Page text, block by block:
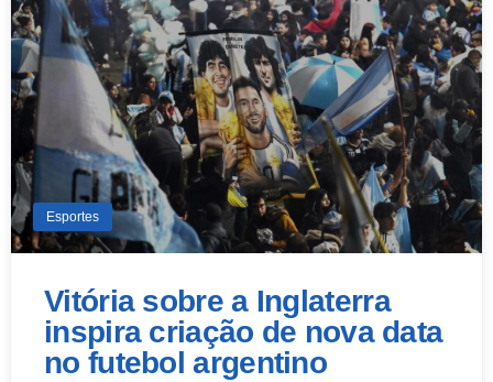
Esportes
Vitória sobre a Inglaterra
inspira criação de nova data
no futebol argentino